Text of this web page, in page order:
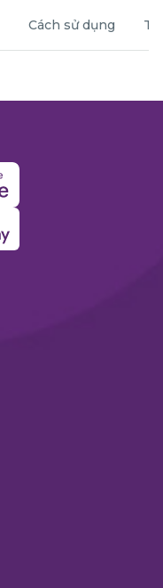
Cách sử dụng